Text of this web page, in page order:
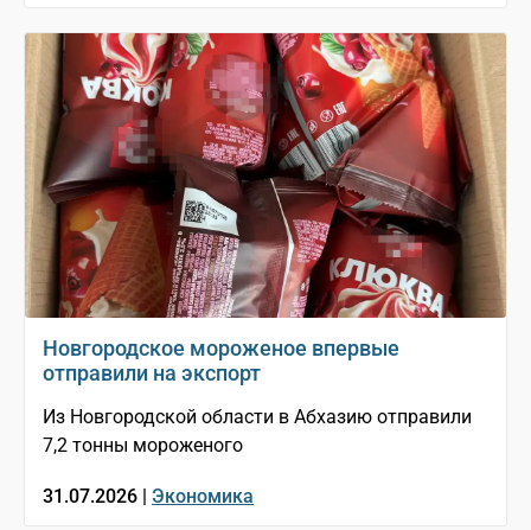
Новгородское мороженое впервые
отправили на экспорт
Из Новгородской области в Абхазию отправили
7,2 тонны мороженого
31.07.2026 | Экономика